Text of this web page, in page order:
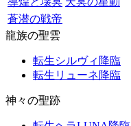
蒼潜の戦帝
龍族の聖雲
転生シルヴィ降臨
転生リューネ降臨
神々の聖跡